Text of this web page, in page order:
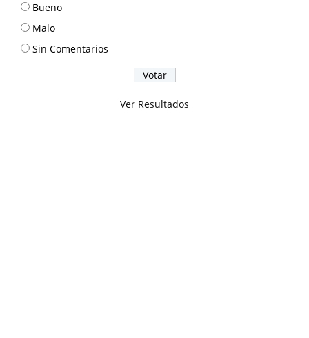
Bueno
Malo
Sin Comentarios
Ver Resultados